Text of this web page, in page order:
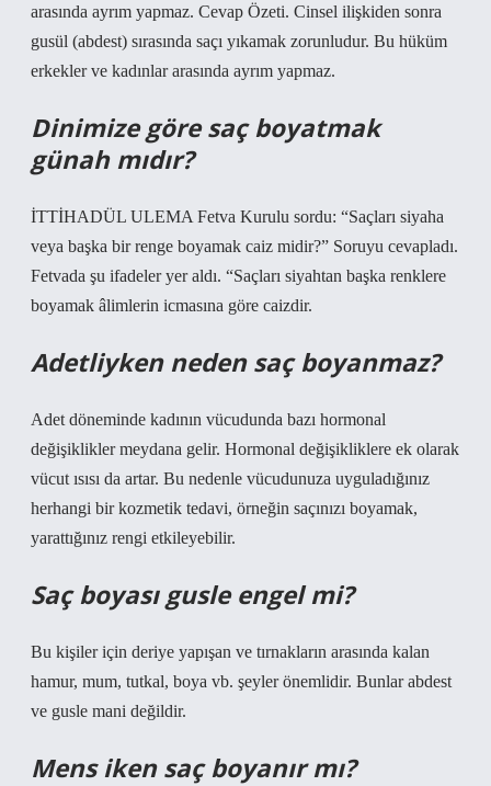
arasında ayrım yapmaz. Cevap Özeti. Cinsel ilişkiden sonra
gusül (abdest) sırasında saçı yıkamak zorunludur. Bu hüküm
erkekler ve kadınlar arasında ayrım yapmaz.
Dinimize göre saç boyatmak
günah mıdır?
İTTİHADÜL ULEMA Fetva Kurulu sordu: “Saçları siyaha
veya başka bir renge boyamak caiz midir?” Soruyu cevapladı.
Fetvada şu ifadeler yer aldı. “Saçları siyahtan başka renklere
boyamak âlimlerin icmasına göre caizdir.
Adetliyken neden saç boyanmaz?
Adet döneminde kadının vücudunda bazı hormonal
değişiklikler meydana gelir. Hormonal değişikliklere ek olarak
vücut ısısı da artar. Bu nedenle vücudunuza uyguladığınız
herhangi bir kozmetik tedavi, örneğin saçınızı boyamak,
yarattığınız rengi etkileyebilir.
Saç boyası gusle engel mi?
Bu kişiler için deriye yapışan ve tırnakların arasında kalan
hamur, mum, tutkal, boya vb. şeyler önemlidir. Bunlar abdest
ve gusle mani değildir.
Mens iken saç boyanır mı?